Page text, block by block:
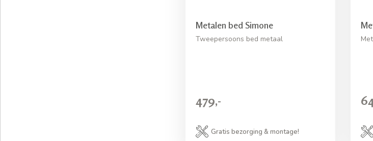
Metalen bed Simone
Tweepersoons bed metaal
479,-
Gratis bezorging & montage!